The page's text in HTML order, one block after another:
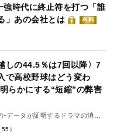
強時代に終止符を打つ「誰
」あの会社とは
有料
しの44.5％は7回以降〉7
で高校野球はどう変わ
らかにする“短縮”の弊害
-データが証明するドラマの消
）